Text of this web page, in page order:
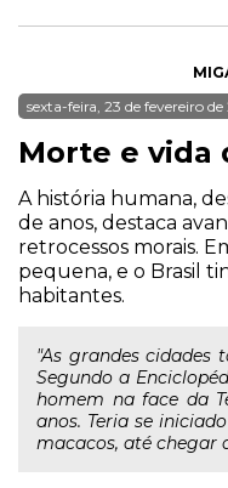
sexta-feira, 23 de fevereiro
Morte e vida
A história humana,
de anos, destaca
retrocessos morais.
pequena, e o Brasil
habitantes.
"As grandes cidades
Segundo a
homem na face da
anos. Teria se
macacos, até chegar